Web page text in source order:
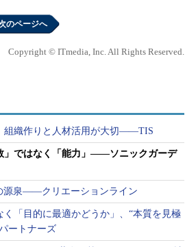
践して注目を集めているソニッ
成果物を納品して終わり」ではな
結び、ビジネス立ち上げに必要な
件定義を完了させることもなけれ
を務める倉貫義人氏は、従来型SI
造業的な発想のビジネスです。
スとして提供し、毎月決まった報
のページへ
Copyright © ITmedia, Inc. All Rights Reserved.
組織作りと人材活用が大切――TIS
」ではなく「能力」――ソニックガーデ
源泉――クリエーションライン
く「目的に最適かどうか」、“本質を見極
ートナーズ